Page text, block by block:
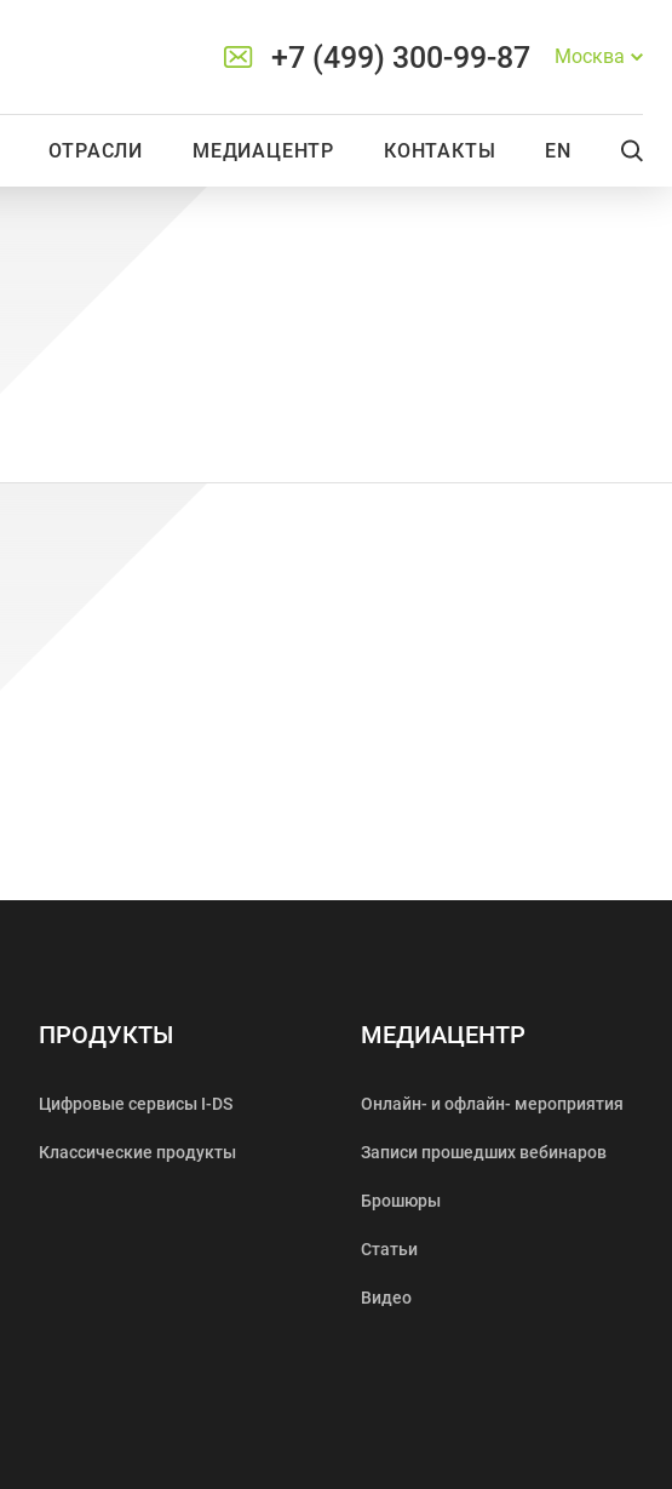
+7 (499) 300-99-87 Москва
ОТРАСЛИ МЕДИАЦЕНТР КОНТАКТЫ EN
ПРОДУКТЫ
Цифровые сервисы I-DS
Классические продукты
МЕДИАЦЕНТР
Онлайн- и офлайн- мероприятия
Записи прошедших вебинаров
Брошюры
Статьи
Видео